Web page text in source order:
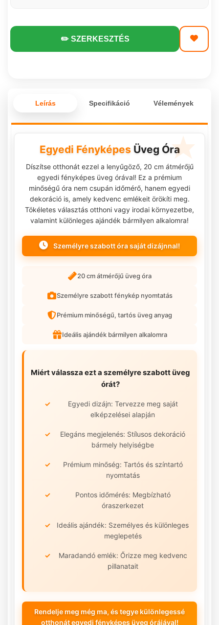
✏️ SZERKESZTÉS
Leírás Specifikáció Vélemények
Egyedi Fényképes Üveg Óra
Díszítse otthonát ezzel a lenyűgöző, 20 cm átmérőjű
egyedi fényképes üveg órával! Ez a prémium
minőségű óra nem csupán időmérő, hanem egyedi
dekoráció is, amely kedvenc emlékeit örökíti meg.
Tökéletes választás otthoni vagy irodai környezetbe,
valamint különleges ajándék bármilyen alkalomra!
Személyre szabott óra saját dizájnnal!
20 cm átmérőjű üveg óra
Személyre szabott fénykép nyomtatás
Prémium minőségű, tartós üveg anyag
Ideális ajándék bármilyen alkalomra
Miért válassza ezt a személyre szabott üveg
órát?
Egyedi dizájn: Tervezze meg saját
elképzelései alapján
Elegáns megjelenés: Stílusos dekoráció
bármely helyiségbe
Prémium minőség: Tartós és színtartó
nyomtatás
Pontos időmérés: Megbízható
óraszerkezet
Ideális ajándék: Személyes és különleges
meglepetés
Maradandó emlék: Őrizze meg kedvenc
pillanatait
Rendelje meg még ma, és tegye különlegessé
otthonát egyedi fényképes üveg órájával!